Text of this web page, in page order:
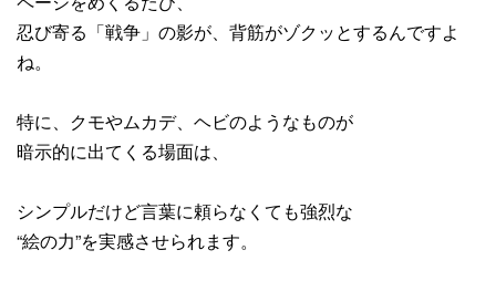
忍び寄る「戦争」の影が、背筋がゾクッとするんですよ
ね。
特に、クモやムカデ、ヘビのようなものが
暗示的に出てくる場面は、
シンプルだけど言葉に頼らなくても強烈な
“絵の力”を実感させられます。